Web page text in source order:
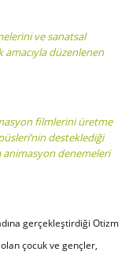
ve sanatsal
amacıyla düzenlenen
filmlerini üretme
desteklediği
animasyon denemeleri
gerçekleştirdiği Otizm
çocuk ve gençler,